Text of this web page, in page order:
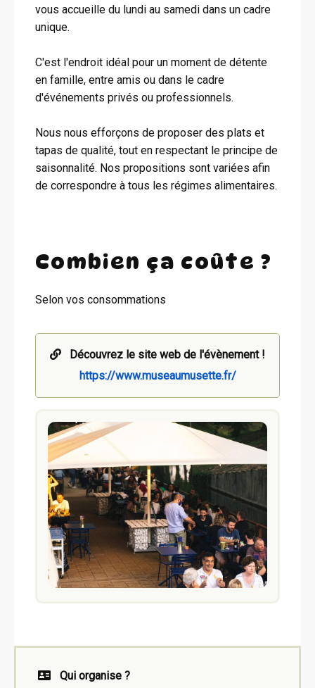
vous accueille du lundi au samedi dans un cadre
unique.
C'est l'endroit idéal pour un moment de détente
en famille, entre amis ou dans le cadre
d'événements privés ou professionnels.
Nous nous efforçons de proposer des plats et
tapas de qualité, tout en respectant le principe de
saisonnalité. Nos propositions sont variées afin
de correspondre à tous les régimes alimentaires.
Combien ça coûte ?
Selon vos consommations
Découvrez le site web de l'évènement !
https://www.museaumusette.fr/
Qui organise ?